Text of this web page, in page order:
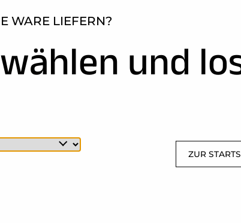
WARE LIEFERN?
und
ZUR